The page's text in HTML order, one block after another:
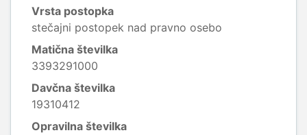
Vrsta postopka
stečajni postopek nad pravno osebo
Matična številka
3393291000
Davčna številka
19310412
Opravilna številka